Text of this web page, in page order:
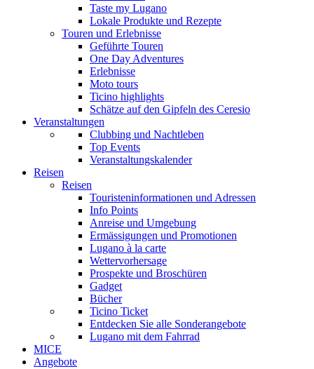
Taste my Lugano
Lokale Produkte und Rezepte
Touren und Erlebnisse
Geführte Touren
One Day Adventures
Erlebnisse
Moto tours
Ticino highlights
Schätze auf den Gipfeln des Ceresio
Veranstaltungen
Clubbing und Nachtleben
Top Events
Veranstaltungskalender
Reisen
Reisen
Touristeninformationen und Adressen
Info Points
Anreise und Umgebung
Ermässigungen und Promotionen
Lugano à la carte
Wettervorhersage
Prospekte und Broschüren
Gadget
Bücher
Ticino Ticket
Entdecken Sie alle Sonderangebote
Lugano mit dem Fahrrad
MICE
Angebote